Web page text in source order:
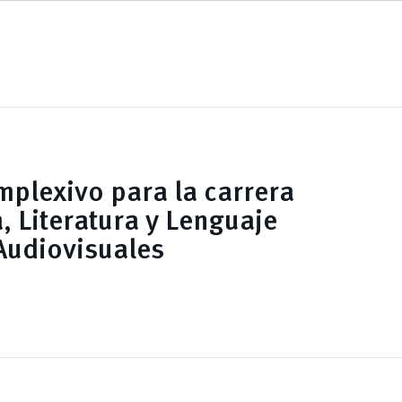
para la carrera
Literatura y Lenguaje